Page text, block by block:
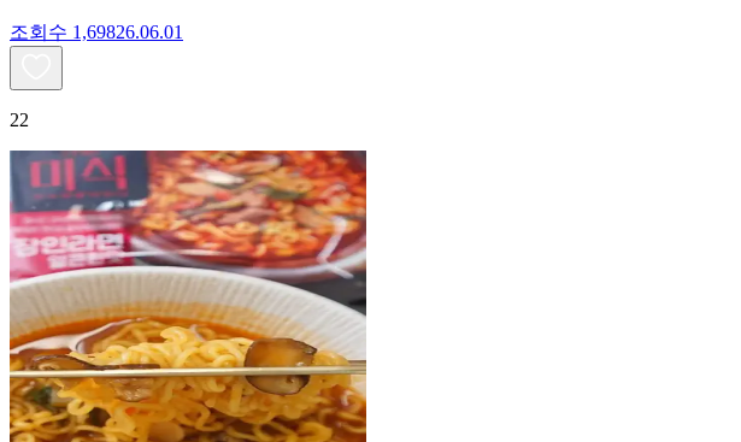
조회수 1,69826.06.01
22